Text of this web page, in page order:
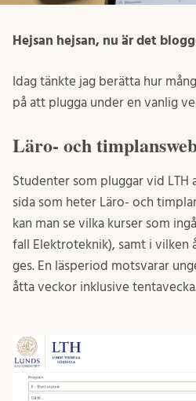
Hejsan hejsan, nu är det
Idag tänkte jag berätta hur
på att plugga under en vanlig
Läro- och
Studenter som pluggar vid LTH
sida som heter Läro- och
kan man se vilka kurser som
fall Elektroteknik), samt i vilken
ges. En läsperiod motsvarar
åtta veckor inklusive